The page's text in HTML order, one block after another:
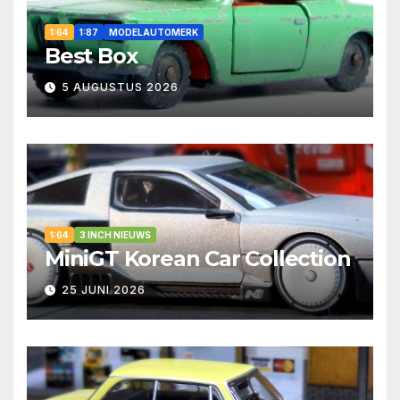
1:64 1:87 MODELAUTOMERK
Best Box
5 AUGUSTUS 2026
1:64 3 INCH NIEUWS
MiniGT Korean Car Collection
25 JUNI 2026